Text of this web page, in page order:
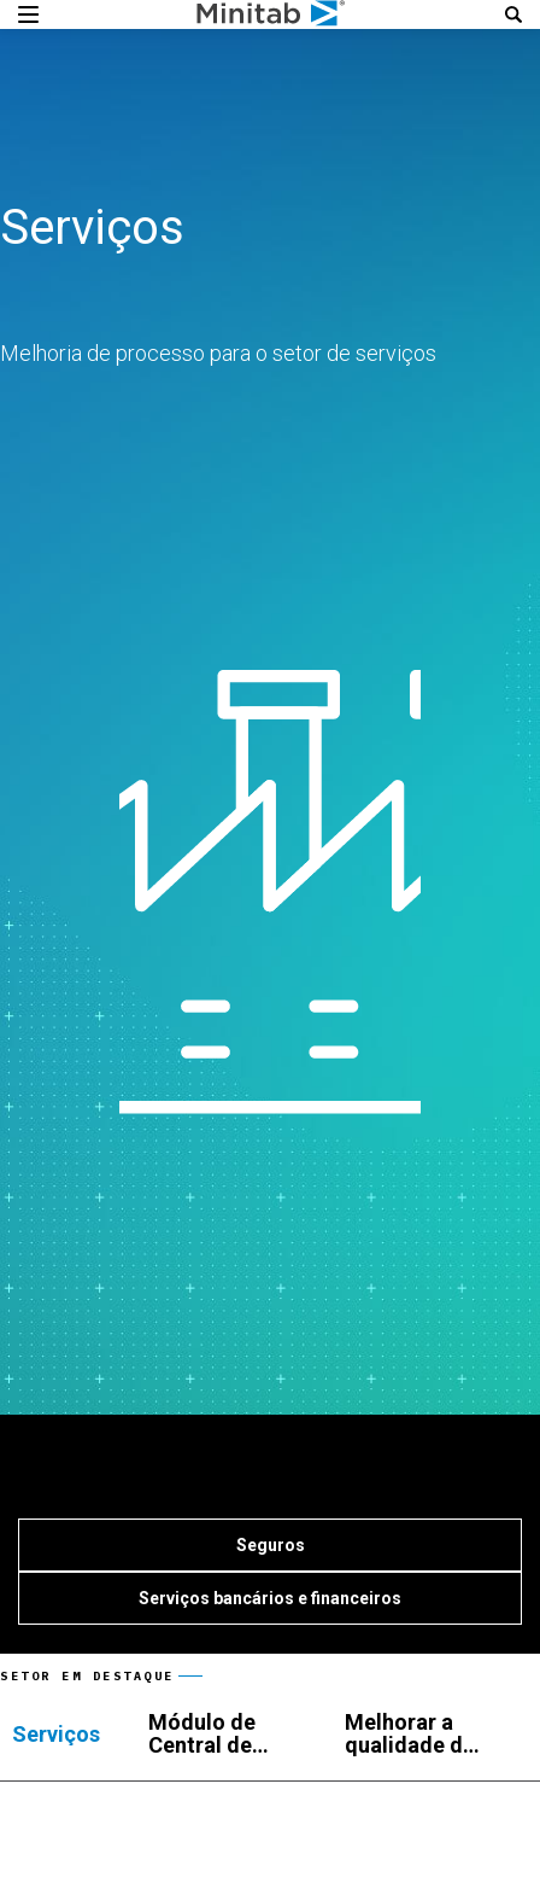
Serviços
Melhoria de processo para o setor de serviços
Seguros
Serviços bancários e financeiros
SETOR EM DESTAQUE
Serviços
Módulo de
Central de
Melhorar a
qualidade do